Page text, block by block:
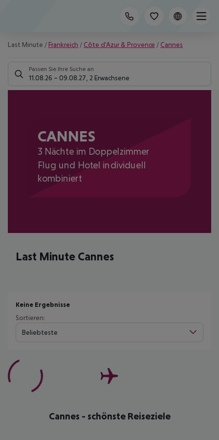
Last Minute / Frankreich / Côte d'Azur & Provence / Cannes
Passen Sie Ihre Suche an
11.08.26 – 09.08.27 2 Erwachsene
CANNES
3 Nächte im Doppelzimmer
Flug und Hotel individuell
kombiniert
Last Minute Cannes
Keine Ergebnisse
Sortieren:
Beliebteste
Cannes - schönste Reiseziele